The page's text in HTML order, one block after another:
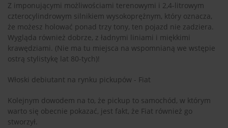
Z imponującymi możliwościami terenowymi i 2,4-litrowym
czterocylindrowym silnikiem wysokoprężnym, który oznacza,
że możesz holować ponad trzy tony, ten pojazd nie zadziera.
Wygląda również dobrze, z ładnymi liniami i miękkimi
krawędziami. (Nie ma tu miejsca na wspomnianą we wstępie
ostrą stylistykę lat 80-tych)!
Włoski debiutant na rynku pickupów - Fiat
Kolejnym dowodem na to, że pickup to samochód, w którym
warto się obecnie pokazać, jest fakt, że Fiat również go
stworzył.